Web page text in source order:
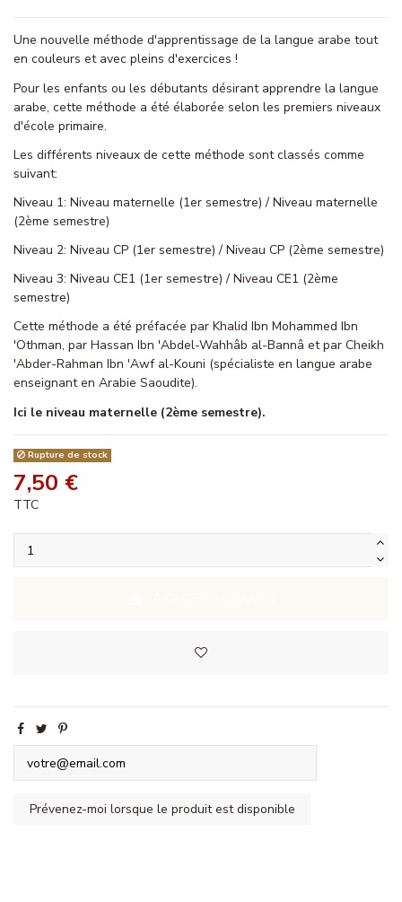
Une nouvelle méthode d'apprentissage de la langue arabe tout
en couleurs et avec pleins d'exercices !
Pour les enfants ou les débutants désirant apprendre la langue
arabe, cette méthode a été élaborée selon les premiers niveaux
d'école primaire.
Les différents niveaux de cette méthode sont classés comme
suivant:
Niveau 1: Niveau maternelle (1er semestre) / Niveau maternelle
(2ème semestre)
Niveau 2: Niveau CP (1er semestre) / Niveau CP (2ème semestre)
Niveau 3: Niveau CE1 (1er semestre) / Niveau CE1 (2ème
semestre)
Cette méthode a été préfacée par Khalid Ibn Mohammed Ibn
'Othman, par Hassan Ibn 'Abdel-Wahhâb al-Bannâ et par Cheikh
'Abder-Rahman Ibn 'Awf al-Kouni (spécialiste en langue arabe
enseignant en Arabie Saoudite).
Ici le niveau maternelle (2ème semestre).
Rupture de stock
7,50 €
TTC